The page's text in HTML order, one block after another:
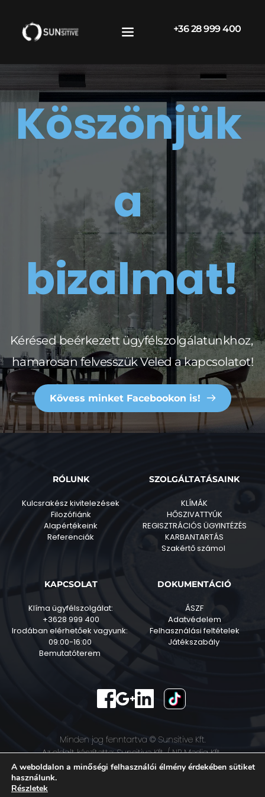
+36 28 999 400
Köszönjük
a
bizalmat!
Kérésed beérkezett ügyfélszolgálatunkhoz,
hamarosan felvesszük Veled a kapcsolatot!
Kövess minket Facebookon is!
RÓLUNK
Kulcsrakész kivitelezések
Filozófiánk
Alapértékeink
Referenciák
SZOLGÁLTATÁSAINK
KLÍMÁK
HŐSZIVATTYÚK
REGISZTRÁCIÓS ÜGYINTÉZÉS
KARBANTARTÁS
Szakértő számol
KAPCSOLAT
Klíma ügyfélszolgálat:
+3628 999 400
Irodában elérhetőek vagyunk:
09:00-16:00
Bemutatóterem
DOKUMENTÁCIÓ
ÁSZF
Adatvédelem
Felhasználási feltételek
Játékszabály
Minden jog fenntartva © Sunsitive Kft.
Az oldalt készítette: Sunsitive Kft. / NR Media Kft.
A weboldalon a minőségi felhasználói élmény érdekében sütiket
használunk.
Részletek